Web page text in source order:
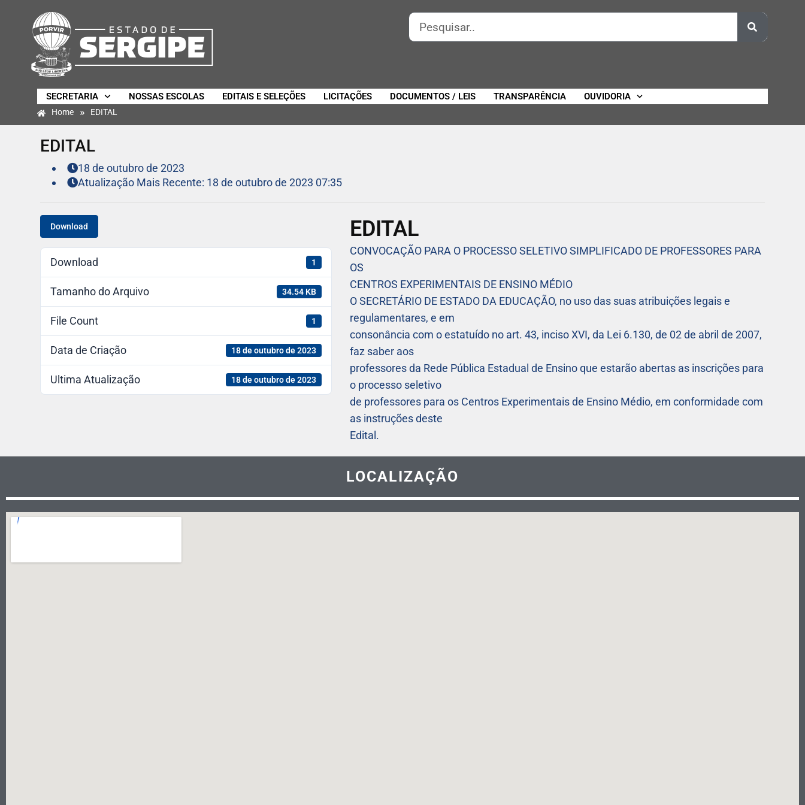
SECRETARIA NOSSAS ESCOLAS EDITAIS E SELEÇÕES LICITAÇÕES DOCUMENTOS / LEIS TRANSPARÊNCIA OUVIDORIA
Home » EDITAL
EDITAL
18 de outubro de 2023
Atualização Mais Recente: 18 de outubro de 2023 07:35
Download
Download 1
Tamanho do Arquivo 34.54 KB
File Count 1
Data de Criação 18 de outubro de 2023
Ultima Atualização 18 de outubro de 2023
EDITAL
CONVOCAÇÃO PARA O PROCESSO SELETIVO SIMPLIFICADO DE PROFESSORES PARA
OS
CENTROS EXPERIMENTAIS DE ENSINO MÉDIO
O SECRETÁRIO DE ESTADO DA EDUCAÇÃO, no uso das suas atribuições legais e
regulamentares, e em
consonância com o estatuído no art. 43, inciso XVI, da Lei 6.130, de 02 de abril de 2007,
faz saber aos
professores da Rede Pública Estadual de Ensino que estarão abertas as inscrições para
o processo seletivo
de professores para os Centros Experimentais de Ensino Médio, em conformidade com
as instruções deste
Edital.
LOCALIZAÇÃO